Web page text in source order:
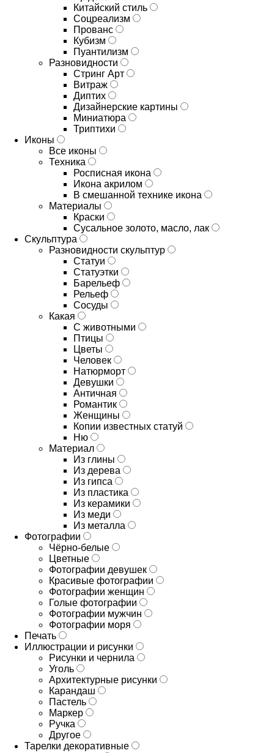
Китайский стиль
Соцреализм
Прованс
Кубизм
Пуантилизм
Разновидности
Стринг Арт
Витраж
Диптих
Дизайнерские картины
Миниатюра
Триптихи
Иконы
Все иконы
Техника
Росписная икона
Икона акрилом
В смешанной технике икона
Материалы
Краски
Сусальное золото, масло, лак
Скульптура
Разновидности скульптур
Статуи
Статуэтки
Барельеф
Рельеф
Сосуды
Какая
С животными
Птицы
Цветы
Человек
Натюрморт
Девушки
Античная
Романтик
Женщины
Копии известных статуй
Ню
Материал
Из глины
Из дерева
Из гипса
Из пластика
Из керамики
Из меди
Из металла
Фотографии
Чёрно-белые
Цветные
Фотографии девушек
Красивые фотографии
Фотографии женщин
Голые фотографии
Фотографии мужчин
Фотографии моря
Печать
Иллюстрации и рисунки
Рисунки и чернила
Уголь
Архитектурные рисунки
Карандаш
Пастель
Маркер
Ручка
Другое
Тарелки декоративные